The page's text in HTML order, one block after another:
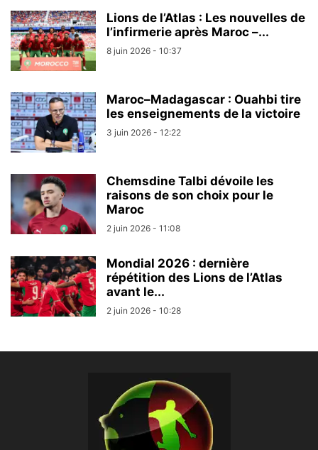
Lions de l’Atlas : Les nouvelles de
l’infirmerie après Maroc –...
8 juin 2026 - 10:37
Maroc–Madagascar : Ouahbi tire
les enseignements de la victoire
3 juin 2026 - 12:22
Chemsdine Talbi dévoile les
raisons de son choix pour le
Maroc
2 juin 2026 - 11:08
Mondial 2026 : dernière
répétition des Lions de l’Atlas
avant le...
2 juin 2026 - 10:28